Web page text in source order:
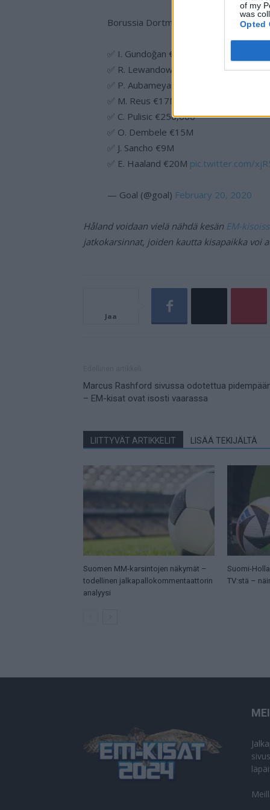
of my
was
Opted
Borussia Dortmund’s scouting system
✅ I. Gundoğan €5M
✅ R. Lewandowski €5M
✅ P. Aubameyang €13M
✅ M. Reus €17M
✅ C. Pulisic €250,000
✅ O. Dembele €15M
✅ J. Sancho €9M
✅ E. Haaland €20M pic.twitter.com/
— Goal (@goal) February 20, 2020
Håland voidaan vielä nähdä kesän EM-
jatkokarsinnat, joiden kautta kisapaikka voi
Jaa
Marcus Rashford sivussa odotettua
– EM-kisat ovat isosti vaarassa
LIITTYVÄT ARTIKKELIT LISÄÄ TEKIJÄLTÄ
Suomen MM-karsintojen näkymät –
todellinen jalkapallokommentaattorin
analyysi
Suomi-
TV:stä –